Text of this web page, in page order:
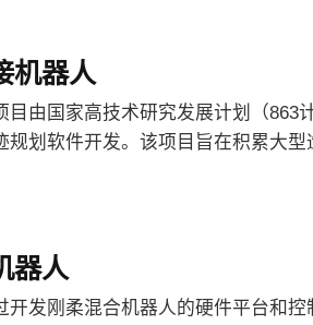
机器人
目由国家高技术研究发展计划（863
划软件开发。该项目旨在积累大型
器人
开发刚柔混合机器人的硬件平台和